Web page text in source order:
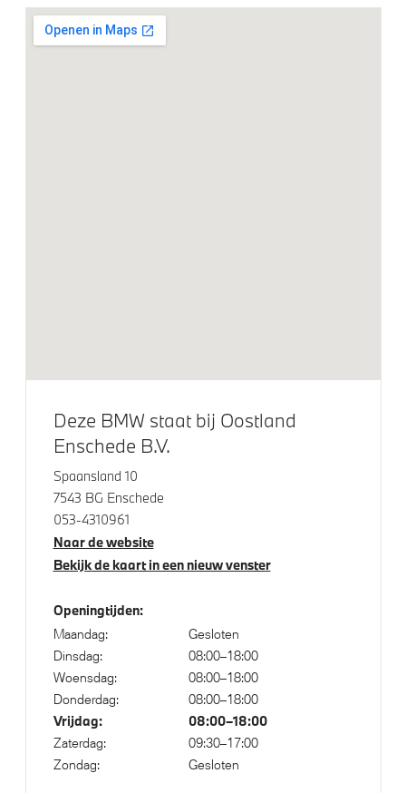
Extra getint glas
M Hoogglans Shadow Line met uitgebreide omvang
M Koplampen Shadow Line
Dakdraagsysteem M Hoogglans Shadow Line
Raamomlijsting M hoogglans Shadow Line
Adaptieve LED koplampen
Geluidswerende ramen
Klimaatbeheersing
Automatische 2-zone Airconditioning
Deze BMW staat bij Oostland
Enschede B.V.
Spaansland 10
7543 BG Enschede
053-4310961
Naar de website
Bekijk de kaart in een nieuw venster
Openingtijden:
Maandag:
Gesloten
Dinsdag:
08:00–18:00
Woensdag:
08:00–18:00
Donderdag:
08:00–18:00
Vrijdag: 08:00–18:00
Zaterdag:
09:30–17:00
Zondag:
Gesloten